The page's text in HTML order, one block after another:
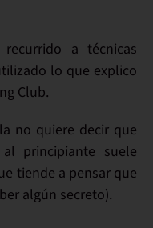
a técnicas
lo que explico
Club.
no quiere decir que
principiante suele
tiende a pensar que
algún secreto).